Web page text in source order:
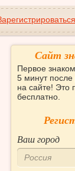
Сайт
Первое
5 минут после
на сайте! Это
бесплатно.
Ваш город
Россия